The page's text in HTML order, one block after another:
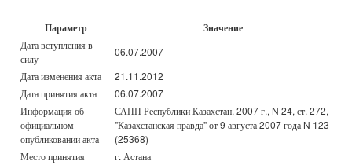
Параметр Значение
Дата вступления в
силу
06.07.2007
Дата изменения акта
21.11.2012
Дата принятия акта
06.07.2007
Информация об
официальном
опубликовании акта
САПП Республики Казахстан, 2007 г., N 24, ст. 272,
"Казахстанская правда" от 9 августа 2007 года N 123
(25368)
Место принятия
г. Астана